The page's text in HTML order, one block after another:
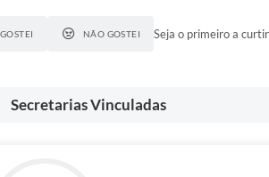
GOSTEI NÃO GOSTEI Seja o primeiro a
Secretarias Vinculadas